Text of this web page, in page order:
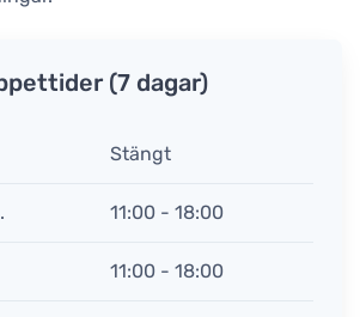
(7 dagar)
Stängt
11:00 - 18:00
11:00 - 18:00